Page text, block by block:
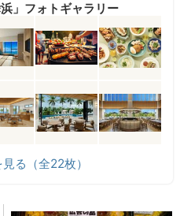
」フォトギャラリー
る（全22枚）